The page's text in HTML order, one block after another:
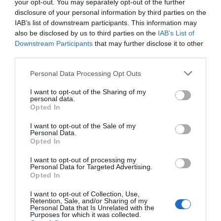
your opt-out. You may separately opt-out of the further
disclosure of your personal information by third parties on the
IAB’s list of downstream participants. This information may
also be disclosed by us to third parties on the IAB’s List of
Downstream Participants that may further disclose it to other
Personal Data Processing Opt Outs
I want to opt-out of the Sharing of my
personal data.
Opted In
I want to opt-out of the Sale of my
Personal Data.
Opted In
I want to opt-out of processing my
Personal Data for Targeted Advertising.
Opted In
I want to opt-out of Collection, Use,
Retention, Sale, and/or Sharing of my
Personal Data that Is Unrelated with the
Purposes for which it was collected.
RELACIONADAS
Seat frena la
Martorell por falta
de microchips
Seat aumenta un 34
CUPRA al frente
deja atrás